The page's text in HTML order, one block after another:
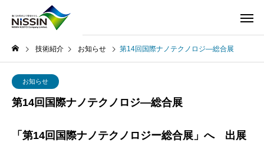
技術紹介 お知らせ 第14回国際ナノテクノロジ―総合展
お知らせ
第14回国際ナノテクノロジ―総合展
「第14回国際ナノテクノロジー総合展」へ 出展